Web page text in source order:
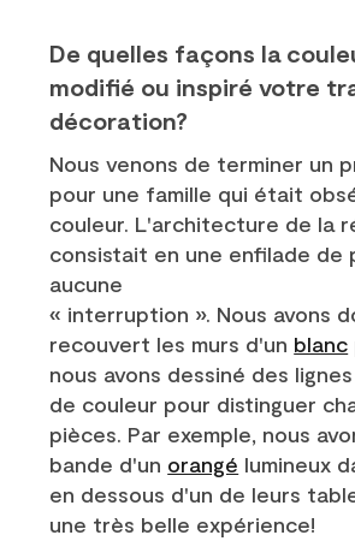
De quelles façons la
modifié ou inspiré votre
décoration?
Nous venons de terminer un
pour une famille qui était
couleur. L'architecture de la
consistait en une enfilade de
aucune
« interruption ». Nous avons
recouvert les murs d'un blanc
nous avons dessiné des
de couleur pour distinguer
pièces. Par exemple, nous
bande d'un orangé lumineux
en dessous d'un de leurs
une très belle expérience!